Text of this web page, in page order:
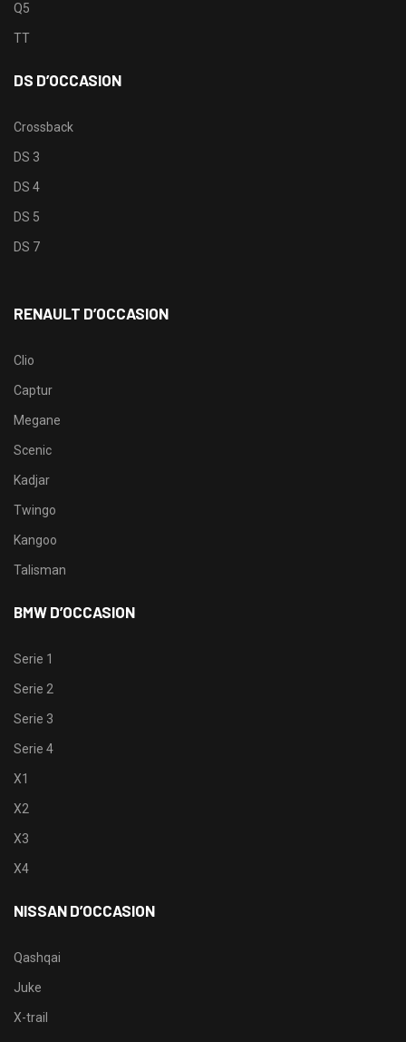
Q5
TT
DS D’OCCASION
Crossback
DS 3
DS 4
DS 5
DS 7
RENAULT D’OCCASION
Clio
Captur
Megane
Scenic
Kadjar
Twingo
Kangoo
Talisman
BMW D’OCCASION
Serie 1
Serie 2
Serie 3
Serie 4
X1
X2
X3
X4
NISSAN D’OCCASION
Qashqai
Juke
X-trail